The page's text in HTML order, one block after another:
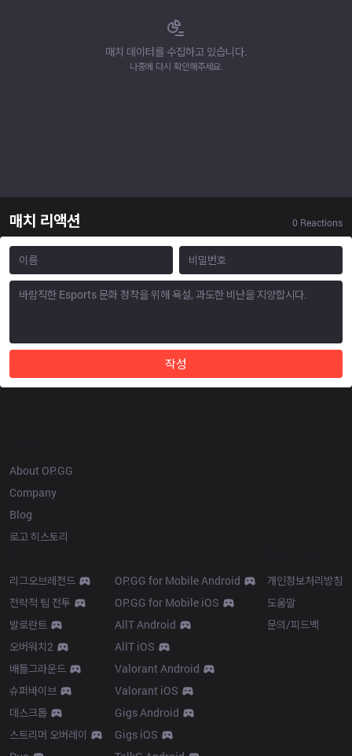
매치 데이터를 수집하고 있습니다.
나중에 다시 확인해주세요.
매치 리액션 0 Reactions
작성
About OP.GG
Company
Blog
로고 히스토리
리그오브레전드
전략적 팀 전투
발로란트
오버워치2
배틀그라운드
슈퍼바이브
데스크톱
스트리머 오버레이
OP.GG for Mobile Android
OP.GG for Mobile iOS
AllT Android
AllT iOS
Valorant Android
Valorant iOS
Gigs Android
Gigs iOS
개인정보처리방침
도움말
문의/피드백